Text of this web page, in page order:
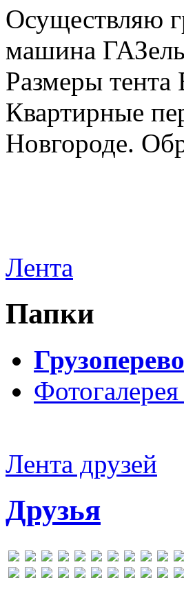
Осуществляю
машина
Размеры
Квартирные
Новгороде.
Лента
Папки
Лента друзей
Друзья